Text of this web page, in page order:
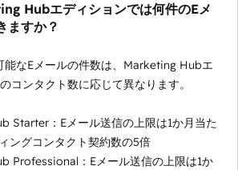
Hubエディションでは何件のEメ
ますか？
能なEメールの件数は、Marketing Hubエ
コンタクト数に応じて異なります。
Starter：Eメール送信の上限は1か月当た
ングコンタクト契約数の5倍
Professional：Eメール送信の上限は1か